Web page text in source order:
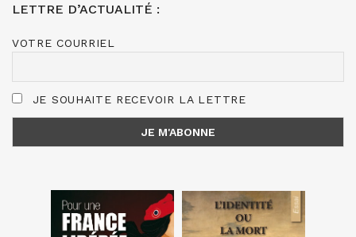
LETTRE D’ACTUALITÉ :
VOTRE COURRIEL
JE SOUHAITE RECEVOIR LA LETTRE